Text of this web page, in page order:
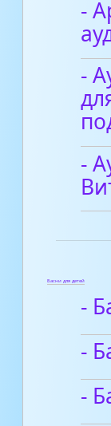
-
-
-
Басни для детей
-
-
-